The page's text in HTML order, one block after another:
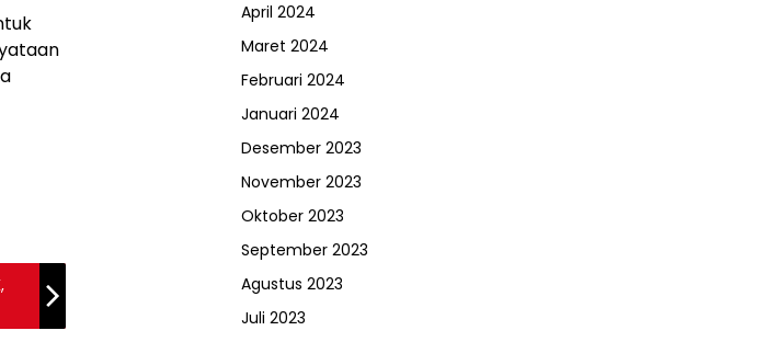
April 2024
Maret 2024
Februari 2024
Januari 2024
Desember 2023
November 2023
Oktober 2023
September 2023
Agustus 2023
Juli 2023